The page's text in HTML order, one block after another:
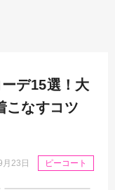
デ15選！大
こなすコツ
23日 ピーコート